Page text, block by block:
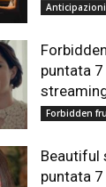
puntata
Forbidden
Beautiful
puntata